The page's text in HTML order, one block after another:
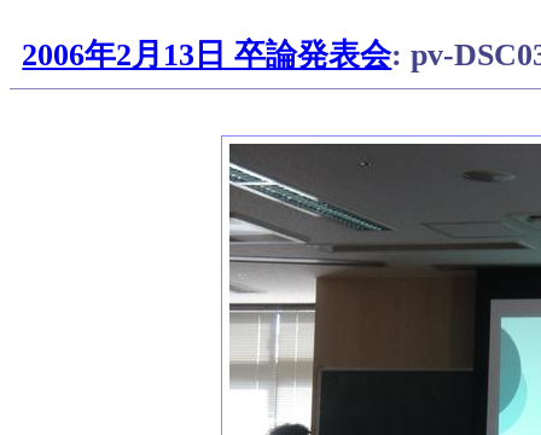
2006年2月13日 卒論発表会: pv-